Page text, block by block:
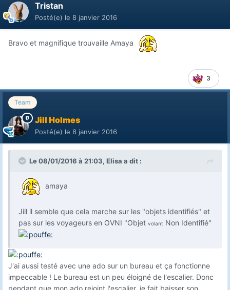
Tristan
Posté(e) le 8 janvier 2016
Bravo et magnifique trouvaille Amaya
3
Team
Jill Holmes
Posté(e) le 8 janvier 2016
Le 08/01/2016 à 21:03, Elisa a dit :
amaya
Jill il semble que cela marche sur les "objets identifiés" et
pas sur les voyageurs en OVNI "Objet volant Non Identifié"
J'ai aussi testé avec une ado sur un bureau et ça fonctionne
impeccable ! Le bureau est un peu éloigné de l'escalier. Donc
pendant que mon ado rejoint l'escalier, je fait baisser son